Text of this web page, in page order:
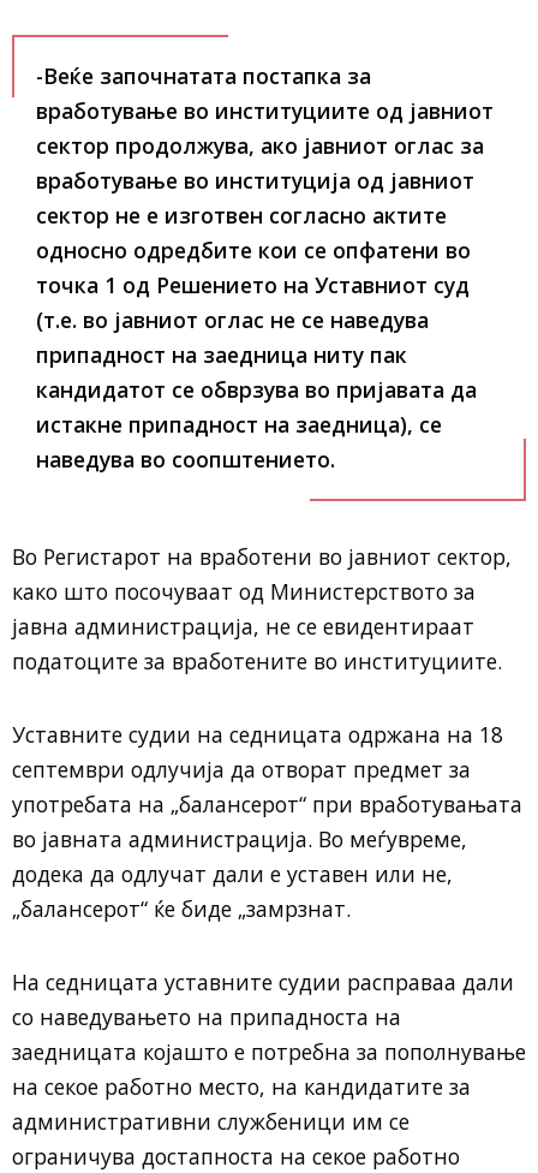
-Веќе започнатата постапка за
вработување во институциите од јавниот
сектор продолжува, ако јавниот оглас за
вработување во институција од јавниот
сектор не е изготвен согласно актите
односно одредбите кои се опфатени во
точка 1 од Решението на Уставниот суд
(т.е. во јавниот оглас не се наведува
припадност на заедница ниту пак
кандидатот се обврзува во пријавата да
истакне припадност на заедница), се
наведува во соопштението.
Во Регистарот на вработени во јавниот сектор,
како што посочуваат од Министерството за
јавна администрација, не се евидентираат
податоците за вработените во институциите.
Уставните судии на седницата одржана на 18
септември одлучија да отворат предмет за
употребата на „балансерот“ при вработувањата
во јавната администрација. Во меѓувреме,
додека да одлучат дали е уставен или не,
„балансерот“ ќе биде „замрзнат.
На седницата уставните судии расправаа дали
со наведувањето на припадноста на
заедницата којашто е потребна за пополнување
на секое работно место, на кандидатите за
административни службеници им се
ограничува достапноста на секое работно